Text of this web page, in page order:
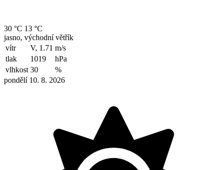
30 °C 13 °C
jasno, východní větřík
vítr
V, 1.71 m/s
tlak
1019
hPa
vlhkost 30
%
pondělí 10. 8. 2026